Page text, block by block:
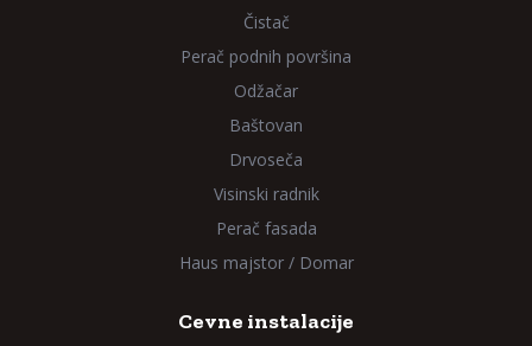
Čistač
Perač podnih površina
Odžačar
Baštovan
Drvoseča
Visinski radnik
Perač fasada
Haus majstor / Domar
Cevne instalacije